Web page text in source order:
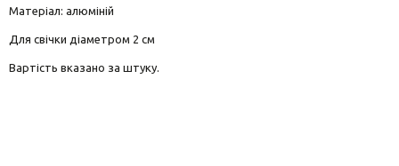
Матеріал: алюміній
Для свічки діаметром 2 см
Вартість вказано за штуку.